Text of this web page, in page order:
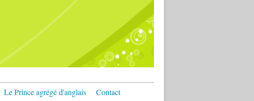
Le Prince agrégé d'anglais Contact